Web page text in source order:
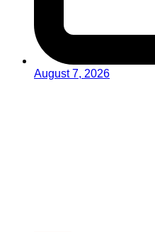
August 7, 2026